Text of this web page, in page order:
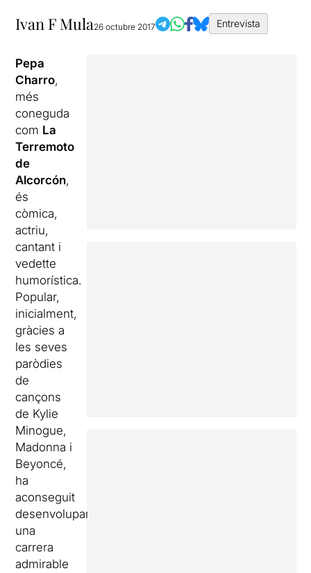
Ivan F Mula26 octubre 2017 Entrevista
Pepa
Charro,
més
coneguda
com La
Terremoto
de
Alcorcón,
és
còmica,
actriu,
cantant i
vedette
humorística.
Popular,
inicialment,
gràcies a
les seves
paròdies
de
cançons
de Kylie
Minogue,
Madonna i
Beyoncé,
ha
aconseguit
desenvolupar
una
carrera
admirable